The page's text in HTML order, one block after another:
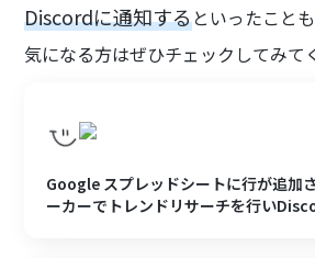
Discordに通知するといったことも
気になる方はぜひチェックしてみて
Google スプレッドシートに行が追加
ーカーでトレンドリサーチを行い